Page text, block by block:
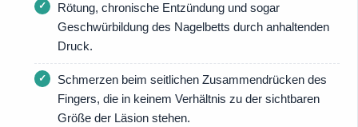
Rötung, chronische Entzündung und sogar
Geschwürbildung des Nagelbetts durch anhaltenden
Druck.
Schmerzen beim seitlichen Zusammendrücken des
Fingers, die in keinem Verhältnis zu der sichtbaren
Größe der Läsion stehen.